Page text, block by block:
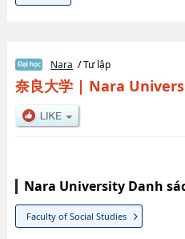
Nara / Tư lập
奈良大学| Nara
Nara University Danh
Faculty of Social Studies